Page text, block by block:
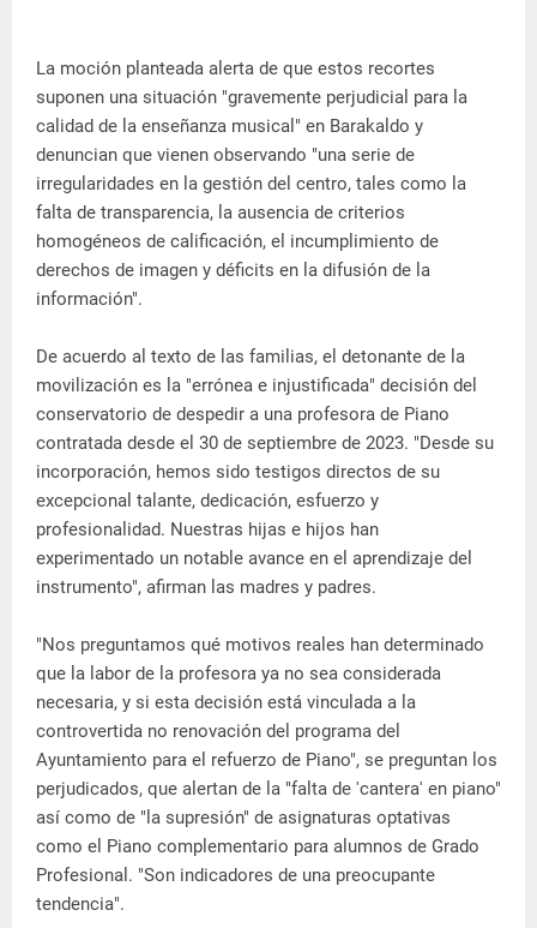
La moción planteada alerta de que estos recortes
suponen una situación "gravemente perjudicial para la
calidad de la enseñanza musical" en Barakaldo y
denuncian que vienen observando "una serie de
irregularidades en la gestión del centro, tales como la
falta de transparencia, la ausencia de criterios
homogéneos de calificación, el incumplimiento de
derechos de imagen y déficits en la difusión de la
información".
De acuerdo al texto de las familias, el detonante de la
movilización es la "errónea e injustificada" decisión del
conservatorio de despedir a una profesora de Piano
contratada desde el 30 de septiembre de 2023. "Desde su
incorporación, hemos sido testigos directos de su
excepcional talante, dedicación, esfuerzo y
profesionalidad. Nuestras hijas e hijos han
experimentado un notable avance en el aprendizaje del
instrumento", afirman las madres y padres.
"Nos preguntamos qué motivos reales han determinado
que la labor de la profesora ya no sea considerada
necesaria, y si esta decisión está vinculada a la
controvertida no renovación del programa del
Ayuntamiento para el refuerzo de Piano", se preguntan los
perjudicados, que alertan de la "falta de 'cantera' en piano"
así como de "la supresión" de asignaturas optativas
como el Piano complementario para alumnos de Grado
Profesional. "Son indicadores de una preocupante
tendencia".